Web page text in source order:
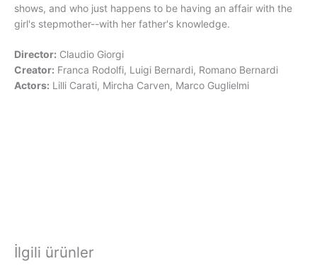
shows, and who just happens to be having an affair with the
girl's stepmother--with her father's knowledge.
Director: Claudio Giorgi
Creator: Franca Rodolfi, Luigi Bernardi, Romano Bernardi
Actors: Lilli Carati, Mircha Carven, Marco Guglielmi
İlgili ürünler